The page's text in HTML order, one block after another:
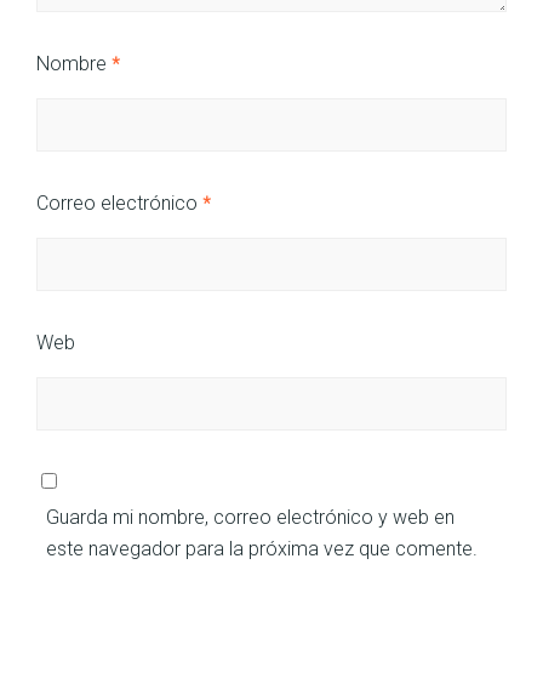
Nombre *
Correo electrónico *
Web
Guarda mi nombre, correo electrónico y web en
este navegador para la próxima vez que comente.